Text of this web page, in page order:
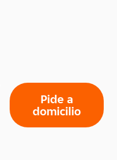
Pide a
domicilio